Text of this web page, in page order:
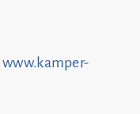
www.kamper-